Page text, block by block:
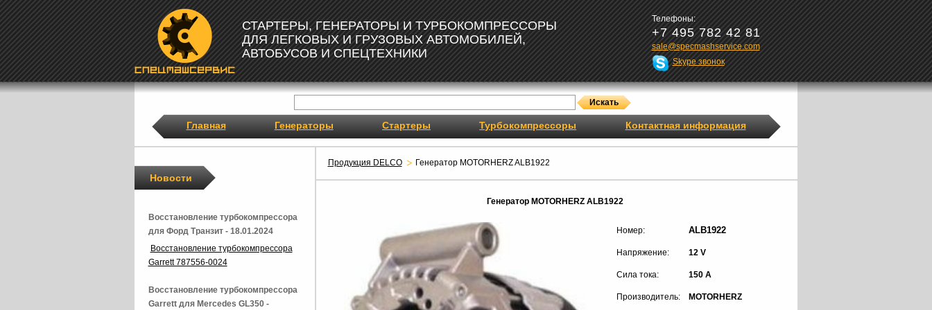
СТАРТЕРЫ, ГЕНЕРАТОРЫ И ТУРБОКОМПРЕССОРЫ
ДЛЯ ЛЕГКОВЫХ И ГРУЗОВЫХ АВТОМОБИЛЕЙ,
АВТОБУСОВ И СПЕЦТЕХНИКИ
Телефоны:
+7 495 782 42 81
sale@specmashservice.com
Skype звонок
Главная Генераторы Стартеры Турбокомпрессоры Контактная информация
Продукция DELCO Генератор MOTORHERZ ALB1922
Генератор MOTORHERZ ALB1922
Номер: ALB1922
Напряжение: 12 V
Сила тока: 150 A
Производитель: MOTORHERZ
Новости
Восстановление турбокомпрессора
для Форд Транзит - 18.01.2024
Восстановление турбокомпрессора
Garrett 787556-0024
Восстановление турбокомпрессора
Garrett для Mercedes GL350 -